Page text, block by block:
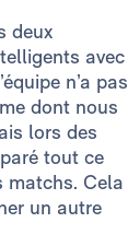
deux
avec
n’a pas
dont nous
lors des
tout ce
matchs. Cela
un autre